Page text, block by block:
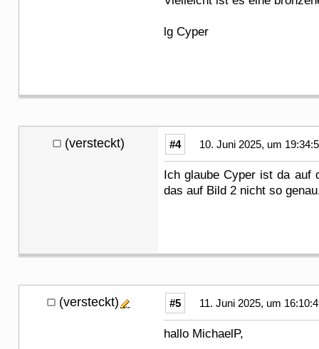
lg Cyper
(versteckt) #4 10. Juni 2025, um
Ich glaube Cyper ist da auf
das auf Bild 2 nicht so
(versteckt) #5 11. Juni 2025, um
hallo MichaelP,